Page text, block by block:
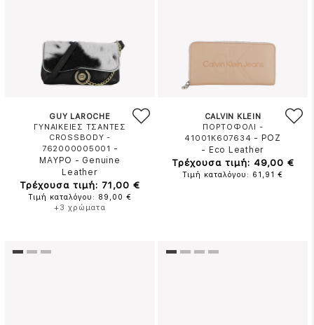
GUY LAROCHE
ΓΥΝΑΙΚΕΙΕΣ ΤΣΑΝΤΕΣ
CROSSBODY -
762000005001 -
ΜΑΥΡΟ - Genuine
Leather
Τρέχουσα τιμή: 71,00 €
Τιμή καταλόγου: 89,00 €
+3 χρώματα
CALVIN KLEIN
ΠΟΡΤΟΦΟΛΙ -
41001K607634 - ΡΟΖ
- Eco Leather
Τρέχουσα τιμή: 49,00 €
Τιμή καταλόγου: 61,91 €